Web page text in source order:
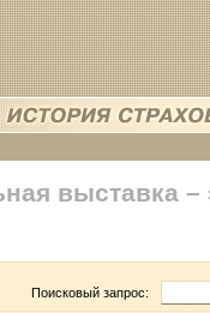
выставка –
Поисковый запрос: